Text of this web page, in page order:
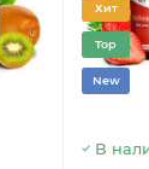
Хит
Top
New
В